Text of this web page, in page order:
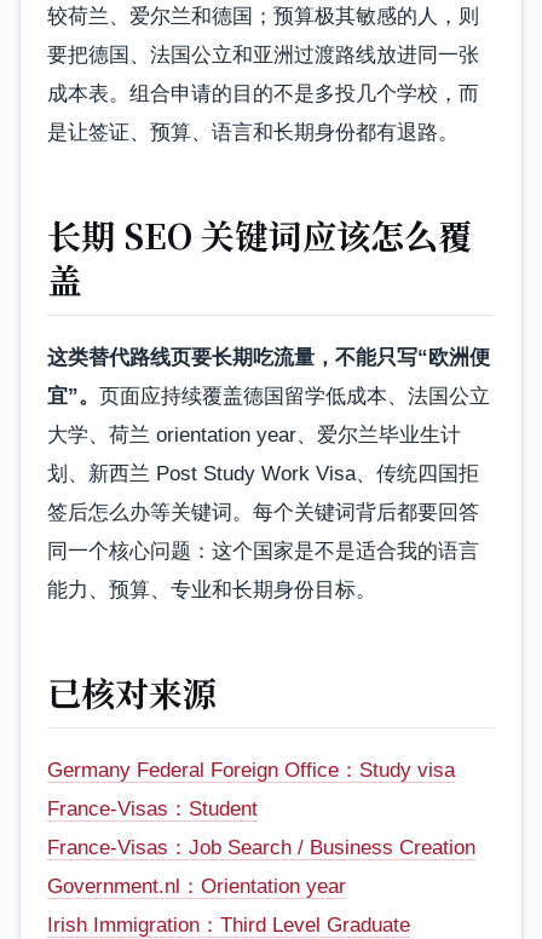
较荷兰、爱尔兰和德国；预算极其敏感的人，则
要把德国、法国公立和亚洲过渡路线放进同一张
成本表。组合申请的目的不是多投几个学校，而
是让签证、预算、语言和长期身份都有退路。
长期 SEO 关键词应该怎么覆
盖
这类替代路线页要长期吃流量，不能只写“欧洲便
宜”。 页面应持续覆盖德国留学低成本、法国公立
大学、荷兰 orientation year、爱尔兰毕业生计
划、新西兰 Post Study Work Visa、传统四国拒
签后怎么办等关键词。每个关键词背后都要回答
同一个核心问题：这个国家是不是适合我的语言
能力、预算、专业和长期身份目标。
已核对来源
Germany Federal Foreign Office：Study visa
France-Visas：Student
France-Visas：Job Search / Business Creation
Government.nl：Orientation year
Irish Immigration：Third Level Graduate